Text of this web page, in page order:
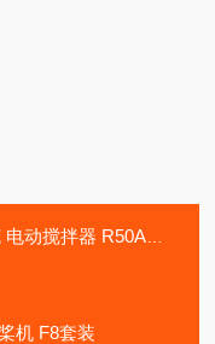
搅拌器 R50A套装
机 F8套装